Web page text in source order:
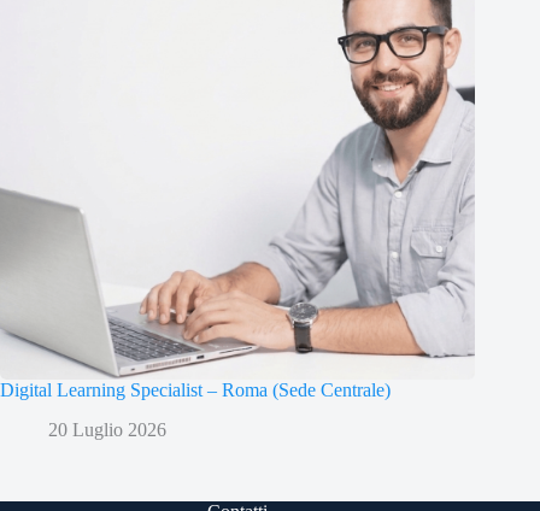
Digital Learning Specialist – Roma (Sede Centrale)
20 Luglio 2026